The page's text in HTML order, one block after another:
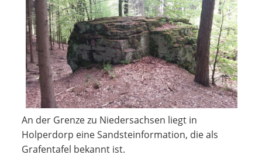
An der Grenze zu Niedersachsen liegt in
Holperdorp eine Sandsteinformation, die als
Grafentafel bekannt ist.